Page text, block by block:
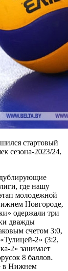
стартовый
сезона-2023/24,
где нашу
молодежной
Новгороде,
одержали три
дважды
счетом 3:0,
2» (3:2,
2» занимает
8 баллов.
в Нижнем